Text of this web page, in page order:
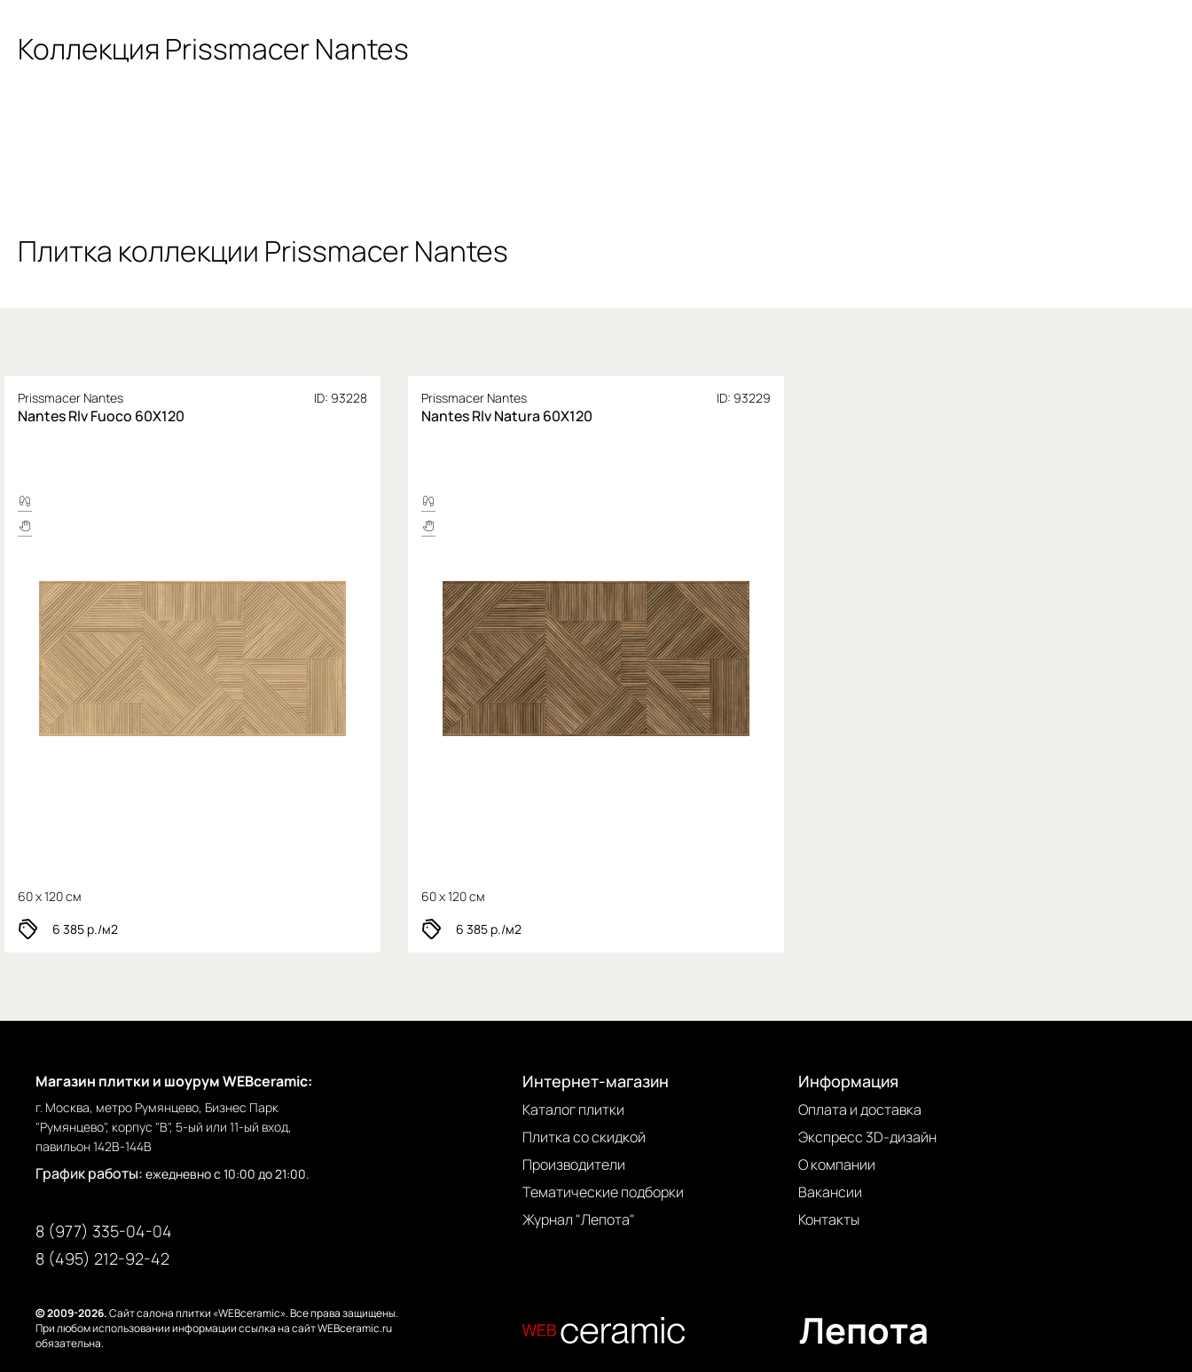
Коллекция Prissmacer Nantes
Плитка коллекции Prissmacer Nantes
Prissmacer Nantes ID: 93228
Nantes Rlv Fuoco 60X120
60 x 120 см
6 385 р./м2
Prissmacer Nantes ID: 93229
Nantes Rlv Natura 60X120
60 x 120 см
6 385 р./м2
Магазин плитки и шоурум WEBceramic:
г. Москва, метро Румянцево, Бизнес Парк
"Румянцево", корпус "В", 5-ый или 11-ый вход,
павильон 142В-144В
График работы: ежедневно с 10:00 до 21:00.
8 (977) 335-04-04
8 (495) 212-92-42
Интернет-магазин
Каталог плитки
Плитка со скидкой
Производители
Тематические подборки
Журнал "Лепота"
Информация
Оплата и доставка
Экспресс 3D-дизайн
О компании
Вакансии
Контакты
© 2009-2026.Сайт салона плитки «WEBceramic». Все права защищены.
При любом использовании информации ссылка на сайт WEBceramic.ru
обязательна.
Лепота